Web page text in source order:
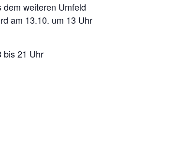
weiteren Umfeld
am 13.10. um 13 Uhr
bis 21 Uhr